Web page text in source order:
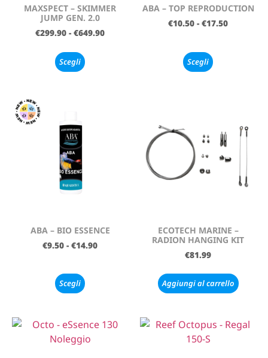
MAXSPECT – SKIMMER
JUMP GEN. 2.0
€299.90 - €649.90
Scegli
ABA – TOP REPRODUCTION
€10.50 - €17.50
Scegli
ABA – BIO ESSENCE
€9.50 - €14.90
Scegli
ECOTECH MARINE –
RADION HANGING KIT
€81.99
Aggiungi al carrello